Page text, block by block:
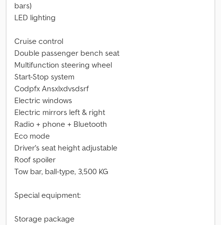
bars)
LED lighting
Cruise control
Double passenger bench seat
Multifunction steering wheel
Start-Stop system
Codpfx Ansxlxdvsdsrf
Electric windows
Electric mirrors left & right
Radio + phone + Bluetooth
Eco mode
Driver's seat height adjustable
Roof spoiler
Tow bar, ball-type, 3,500 KG
Special equipment:
Storage package